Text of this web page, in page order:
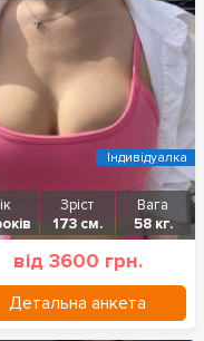
Зріст
173 см.
Вага
58 кг.
від 3600 грн.
Детальна анкета
Індивідуалка